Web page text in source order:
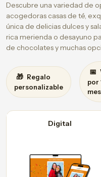
Descubre una variedad de
acogedoras casas de té,
única de delicias dulces y
rica merienda o desayuno
de chocolates y muchas
🎁 Regalo
personalizable
📅
por
Digital